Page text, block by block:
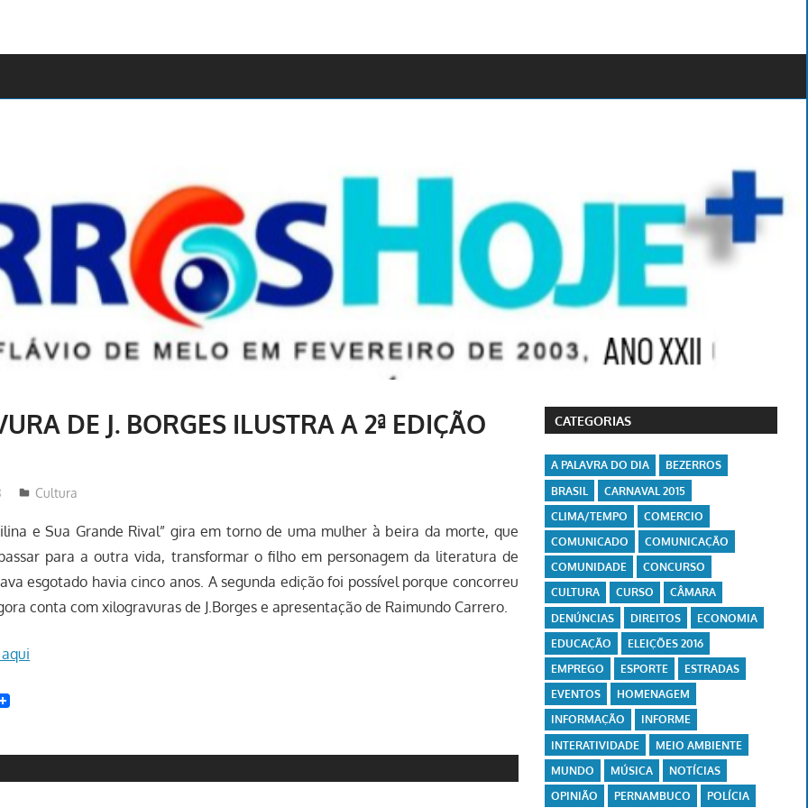
DE J. BORGES ILUSTRA A 2ª EDIÇÃO
Redator
Cultura
e Sua Grande Rival” gira em torno de uma mulher à beira da morte, que
para a outra vida, transformar o filho em personagem da literatura de
esgotado havia cinco anos. A segunda edição foi possível porque concorreu
conta com xilogravuras de J.Borges e apresentação de Raimundo Carrero.
CATEGORIAS
A PALAVRA DO DIA
BEZERROS
BRASIL
CARNAVAL 2015
CLIMA/TEMPO
COMERCIO
COMUNICADO
COMUNICAÇÃO
COMUNIDADE
CONCURSO
CULTURA
CURSO
CÂMARA
DENÚNCIAS
DIREITOS
ECONOMIA
EDUCAÇÃO
ELEIÇÕES 2016
EMPREGO
ESPORTE
ESTRADAS
EVENTOS
HOMENAGEM
INFORMAÇÃO
INFORME
INTERATIVIDADE
MEIO AMBIENTE
MUNDO
MÚSICA
NOTÍCIAS
OPINIÃO
PERNAMBUCO POLÍCIA